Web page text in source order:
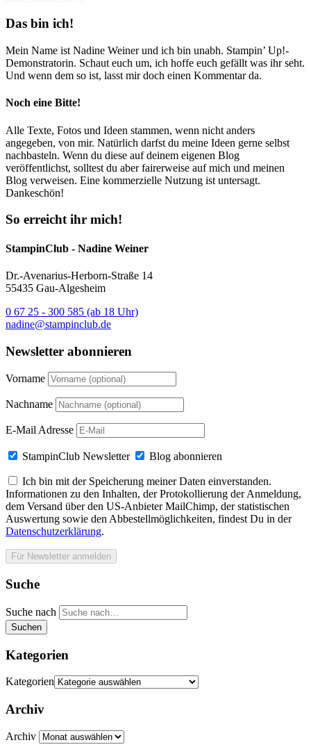
Das bin ich!
Mein Name ist Nadine Weiner und ich bin unabh. Stampin’ Up!-
Demonstratorin. Schaut euch um, ich hoffe euch gefällt was ihr seht.
Und wenn dem so ist, lasst mir doch einen Kommentar da.
Noch eine Bitte!
Alle Texte, Fotos und Ideen stammen, wenn nicht anders
angegeben, von mir. Natürlich darfst du meine Ideen gerne selbst
nachbasteln. Wenn du diese auf deinem eigenen Blog
veröffentlichst, solltest du aber fairerweise auf mich und meinen
Blog verweisen. Eine kommerzielle Nutzung ist untersagt.
Dankeschön!
So erreicht ihr mich!
StampinClub - Nadine Weiner
Dr.-Avenarius-Herborn-Straße 14
55435 Gau-Algesheim
0 67 25 - 300 585 (ab 18 Uhr)
nadine@stampinclub.de
Newsletter abonnieren
Vorname
Nachname
E-Mail Adresse
StampinClub Newsletter Blog abonnieren
Ich bin mit der Speicherung meiner Daten einverstanden.
Informationen zu den Inhalten, der Protokollierung der Anmeldung,
dem Versand über den US-Anbieter MailChimp, der statistischen
Auswertung sowie den Abbestellmöglichkeiten, findest Du in der
Datenschutzerklärung.
Suche
Suche nach
Suchen
Kategorien
Kategorien
Archiv
Archiv